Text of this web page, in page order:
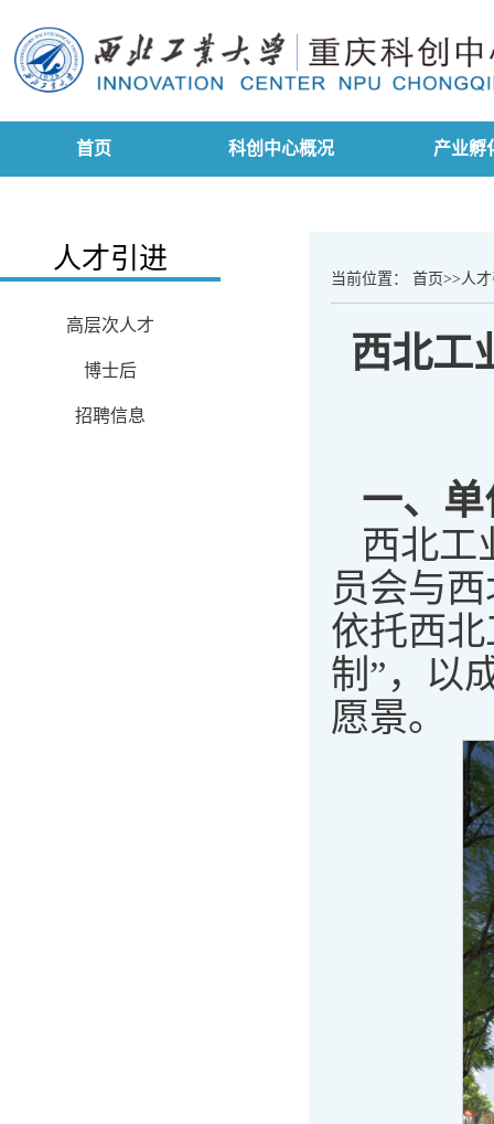
首页 科创中心概况 产业孵
人才引进
高层次人才
博士后
招聘信息
当前位置： 首页>>人
西北工
一、
西北工
员会与
依托西
制”，以
愿景。